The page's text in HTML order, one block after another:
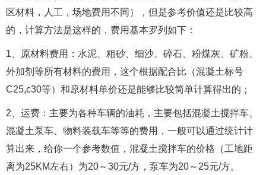
区材料，人工，场地费用不同），但是参考价值还是比较高
的，计算方法是这样的，费用基本罗列如下：
1、原材料费用：水泥、粗砂、细沙、碎石、粉煤灰、矿粉、
外加剂等所有材料的费用，这个根据配合比（混凝土标号
C25,c30等）和原材料单价还是能够比较简单计算得出的；
2、运费：主要为各种车辆的油耗，主要包括混凝土搅拌车、
混凝土泵车、物料装载车等等的费用，一般可以通过统计计
算出来，给你一个参考数值，混凝土搅拌车的价格（工地距
离为25KM左右）为20～30元/方，泵车为20～25元/方。